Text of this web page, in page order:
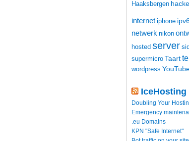
Haaksbergen
internet iphone
netwerk nikon
hosted server
supermicro Taart
wordpress
IceHosting
Doubling Your
Emergency
.eu Domains
KPN "Safe Internet"